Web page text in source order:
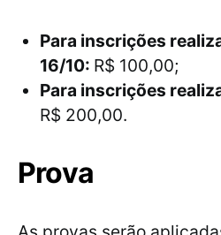
Para inscrições
16/10: R$ 100,00;
Para inscrições
R$ 200,00.
Prova